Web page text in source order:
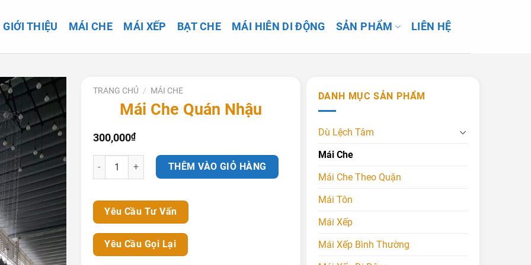
GIỚI THIỆU MÁI CHE MÁI XẾP BẠT CHE MÁI HIÊN DI ĐỘNG SẢN PHẨM LIÊN HỆ
TRANG CHỦ / MÁI CHE
Mái Che Quán Nhậu
300,000₫
Mái Che Quán Nhậu số lượngTHÊM VÀO GIỎ HÀNG
Yêu Cầu Tư Vấn
Yêu Cầu Gọi Lại
DANH MỤC SẢN PHẨM
Dù Lệch Tâm
Mái Che
Mái Che Theo Quận
Mái Tôn
Mái Xếp
Mái Xếp Bình Thường